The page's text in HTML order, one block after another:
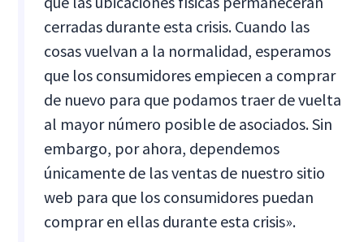
cerradas durante esta crisis. Cuando las
cosas vuelvan a la normalidad, esperamos
que los consumidores empiecen a comprar
de nuevo para que podamos traer de vuelta
al mayor número posible de asociados. Sin
embargo, por ahora, dependemos
únicamente de las ventas de nuestro sitio
web para que los consumidores puedan
comprar en ellas durante esta crisis».